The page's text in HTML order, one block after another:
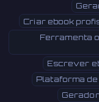
Criar ebook
Ferramenta
Escrever
Plataforma